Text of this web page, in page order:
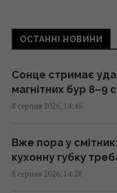
Може долати
океаном: науковці
14:15 субота, 08 серпня 2026
ШІ навчився
14:08 субота, 08 серпня 2026
На якій плиті їжа
ОСТАННІ НОВИНИ
Сонце стримає
магнітних бур 8–9
8 серпня 2026, 14:46
Вже пора у
кухонну губку
8 серпня 2026, 14:28